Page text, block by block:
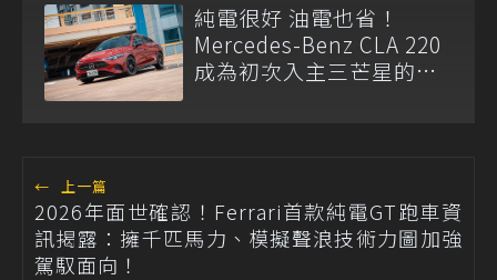
純電很好 油電也省！
Mercedes-Benz CLA 220
成為初次入主三芒星的理
← 上一篇
2026年面世確認！Ferrari首款純電GT跑車資
訊揭露：擁千匹馬力、模擬聲浪技術力圖加強
駕馭面向！